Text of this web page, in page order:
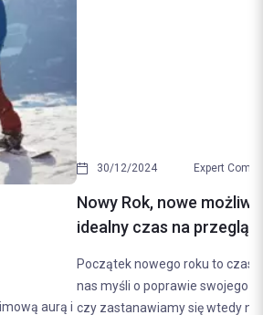
Początek roku to
ubezpieczeń
czas planów i postanowień. Większość z